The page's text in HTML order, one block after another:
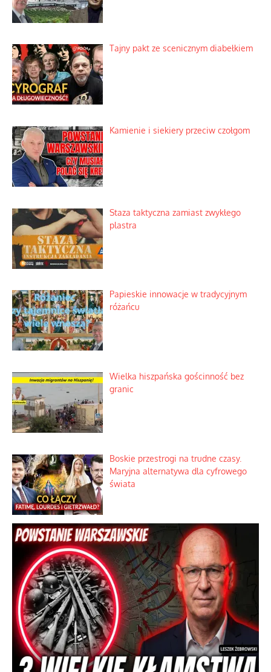
Tajny pakt ze scenicznym diabełkiem
Kamienie i siekiery przeciw czołgom
Staza taktyczna zamiast zwykłego
plastra
Papieskie innowacje w tradycyjnym
różańcu
Wielka hiszpańska gościnność bez
granic
Boskie przestrogi na trudne czasy.
Maryjna alternatywa dla cyfrowego
świata